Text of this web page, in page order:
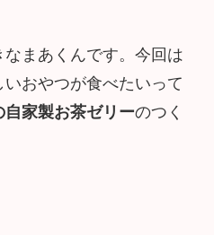
まあくんです。今回は
おやつが食べたいって
家製お茶ゼリーのつく